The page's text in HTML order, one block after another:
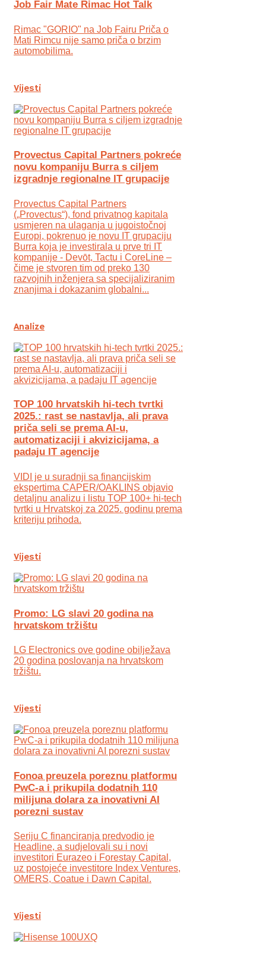
Job Fair Mate Rimac Hot Talk
Rimac "GORIO" na Job Fairu Priča o
Mati Rimcu nije samo priča o brzim
automobilima.
Vijesti
Provectus Capital Partners pokreće
novu kompaniju Burra s ciljem
izgradnje regionalne IT grupacije
Provectus Capital Partners
(„Provectus“), fond privatnog kapitala
usmjeren na ulaganja u jugoistočnoj
Europi, pokrenuo je novu IT grupaciju
Burra koja je investirala u prve tri IT
kompanije - Devōt, Tactu i CoreLine –
čime je stvoren tim od preko 130
razvojnih inženjera sa specijaliziranim
znanjima i dokazanim globalni...
Analize
TOP 100 hrvatskih hi-tech tvrtki
2025.: rast se nastavlja, ali prava
priča seli se prema AI-u,
automatizaciji i akvizicijama, a
padaju IT agencije
VIDI je u suradnji sa financijskim
ekspertima CAPER/OAKLINS objavio
detaljnu analizu i listu TOP 100+ hi-tech
tvrtki u Hrvatskoj za 2025. godinu prema
kriteriju prihoda.
Vijesti
Promo: LG slavi 20 godina na
hrvatskom tržištu
LG Electronics ove godine obilježava
20 godina poslovanja na hrvatskom
tržištu.
Vijesti
Fonoa preuzela poreznu platformu
PwC-a i prikupila dodatnih 110
milijuna dolara za inovativni AI
porezni sustav
Seriju C financiranja predvodio je
Headline, a sudjelovali su i novi
investitori Eurazeo i Forestay Capital,
uz postojeće investitore Index Ventures,
OMERS, Coatue i Dawn Capital.
Vijesti